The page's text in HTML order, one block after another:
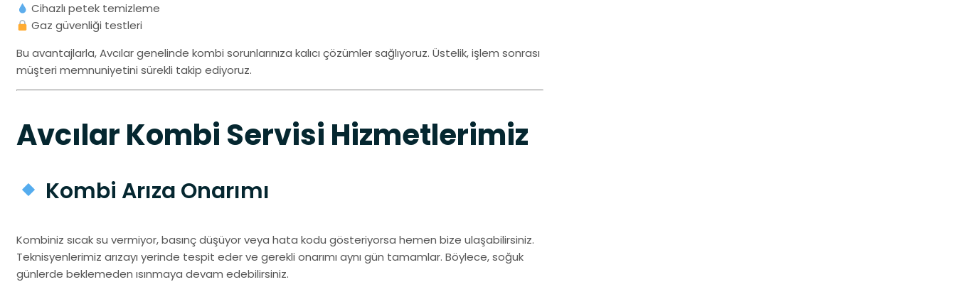
Cihazlı petek temizleme
Gaz güvenliği testleri
Bu avantajlarla, Avcılar genelinde kombi sorunlarınıza kalıcı çözümler sağlıyoruz. Üstelik, işlem sonrası
müşteri memnuniyetini sürekli takip ediyoruz.
Avcılar Kombi Servisi Hizmetlerimiz
Kombi Arıza Onarımı
Kombiniz sıcak su vermiyor, basınç düşüyor veya hata kodu gösteriyorsa hemen bize ulaşabilirsiniz.
Teknisyenlerimiz arızayı yerinde tespit eder ve gerekli onarımı aynı gün tamamlar. Böylece, soğuk
günlerde beklemeden ısınmaya devam edebilirsiniz.